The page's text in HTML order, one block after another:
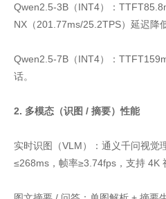
Qwen2.5-3B（INT4）：
NX（201.77ms/25.2TPS）延迟降
Qwen2.5-7B（INT4）：
话。
2. 多模态（识图 / 摘要）性能
实时识图（VLM）：通义千问视觉
≤268ms，帧率≥3.74fps，支持 4K